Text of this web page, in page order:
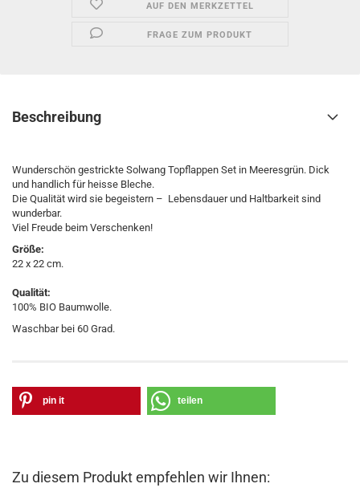
AUF DEN MERKZETTEL
FRAGE ZUM PRODUKT
Beschreibung
Wunderschön gestrickte Solwang Topflappen Set in Meeresgrün. Dick
und handlich für heisse Bleche.
Die Qualität wird sie begeistern – Lebensdauer und Haltbarkeit sind
wunderbar.
Viel Freude beim Verschenken!
Größe:
22 x 22 cm.
Qualität:
100% BIO Baumwolle.
Waschbar bei 60 Grad.
pin it teilen
Zu diesem Produkt empfehlen wir Ihnen: